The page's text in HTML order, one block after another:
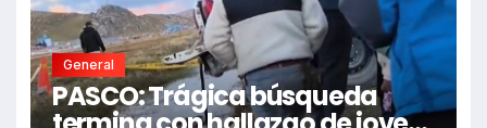
General
PASCO: Trágica búsqueda